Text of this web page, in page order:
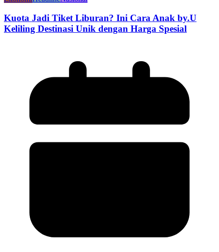
Kuota Jadi Tiket Liburan? Ini Cara Anak by.U
Keliling Destinasi Unik dengan Harga Spesial